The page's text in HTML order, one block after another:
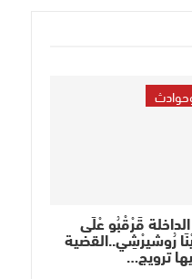
قَرْقْبُو عْلَى
رُوشيرْشِي..القضية
ترويج…